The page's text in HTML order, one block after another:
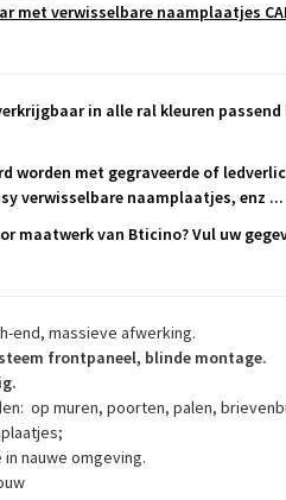
met verwisselbare naamplaatjes
in alle ral kleuren passend
worden met gegraveerde of
verwisselbare naamplaatjes, enz ...
maatwerk van Bticino? Vul uw
end, massieve afwerking.
frontpaneel, blinde montage.
op muren, poorten, palen,
nauwe omgeving.